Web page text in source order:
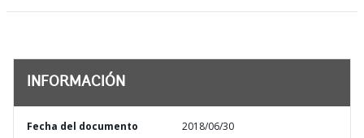
INFORMACIÓN
Fecha del documento 2018/06/30